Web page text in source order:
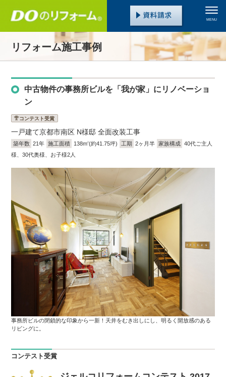
MENU
リフォーム施工事例
中古物件の事務所ビルを「我が家」にリノベーショ
ン
コンテスト受賞
一戸建て京都市南区 N様邸 全面改装工事
築年数 21年 施工面積 138m2(約41.75坪) 工期 2ヶ月半 家族構成 40代ご主人
様、30代奥様、お子様2人
事務所ビルの閉鎖的な印象から一新！天井をむき出しにし、明るく開放感のある
リビングに。
コンテスト受賞